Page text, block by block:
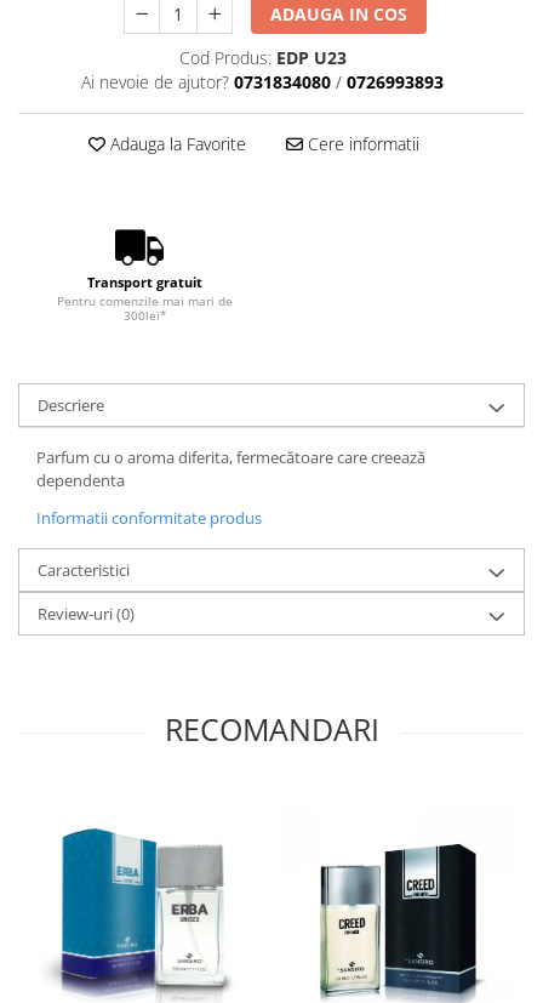
ADAUGA IN COS
Cod Produs: EDP U23
Ai nevoie de ajutor? 0731834080 / 0726993893
Adauga la Favorite Cere informatii
Transport gratuit
Pentru comenzile mai mari de
300lei*
Descriere
Parfum cu o aroma diferita, fermecătoare care creează
dependenta
Informatii conformitate produs
Caracteristici
Review-uri(0)
RECOMANDARI